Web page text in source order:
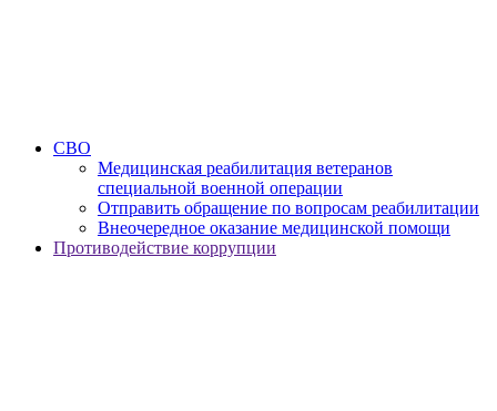
СВО
Медицинская реабилитация ветеранов
специальной военной операции
Отправить обращение по вопросам реабилитации
Внеочередное оказание медицинской помощи
Противодействие коррупции